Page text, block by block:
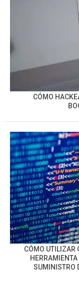
CÓMO
CÓMO UTILIZAR
SUMINISTRO